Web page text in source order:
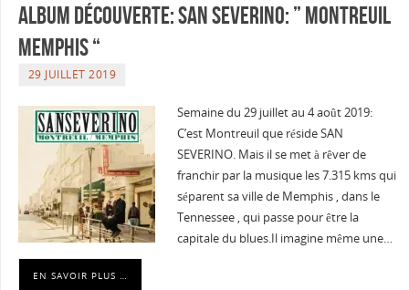
Album Découverte: SAN SEVERINO: ” Montreuil
Memphis “
29 JUILLET 2019
Semaine du 29 juillet au 4 août 2019:
C’est Montreuil que réside SAN
SEVERINO. Mais il se met à rêver de
franchir par la musique les 7.315 kms qui
séparent sa ville de Memphis , dans le
Tennessee , qui passe pour être la
capitale du blues.Il imagine même une…
EN SAVOIR PLUS …